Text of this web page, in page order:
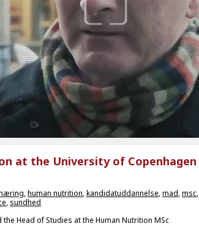
at the University of Copenhagen
,human nutrition,kandidatuddannelse,mad,msc,
, sundhed
Head of Studies at the Human Nutrition MSc